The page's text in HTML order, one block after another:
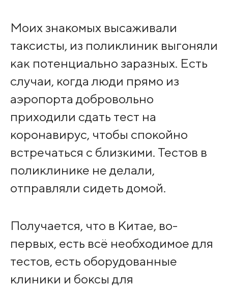
Моих знакомых высаживали
таксисты, из поликлиник выгоняли
как потенциально заразных. Есть
случаи, когда люди прямо из
аэропорта добровольно
приходили сдать тест на
коронавирус, чтобы спокойно
встречаться с близкими. Тестов в
поликлинике не делали,
отправляли сидеть домой.
Получается, что в Китае, во-
первых, есть всё необходимое для
тестов, есть оборудованные
клиники и боксы для